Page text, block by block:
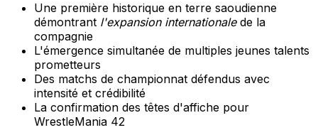
Une première historique en terre saoudienne
démontrant l'expansion internationalede la
compagnie
L'émergence simultanée de multiples jeunes talents
prometteurs
Des matchs de championnat défendus avec
intensité et crédibilité
La confirmation des têtes d'affiche pour
WrestleMania 42